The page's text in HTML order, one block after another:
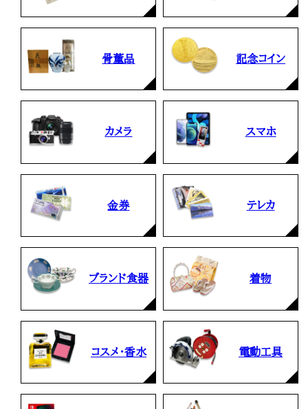
骨董品 記念コイン
カメラ スマホ
金券 テレカ
ブランド食器 着物
コスメ・香水 電動工具